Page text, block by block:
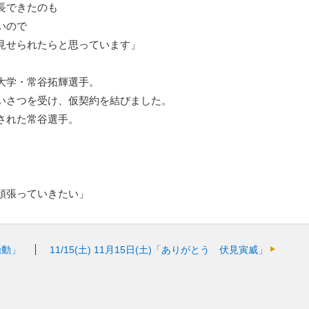
できたのも
ので
られたらと思っています」
・常谷拓輝選手。
つを受け、仮契約を結びました。
た常谷選手。
っていきたい」
」 11/15(土) 11月15日(土)「ありがとう 伏見寅威」